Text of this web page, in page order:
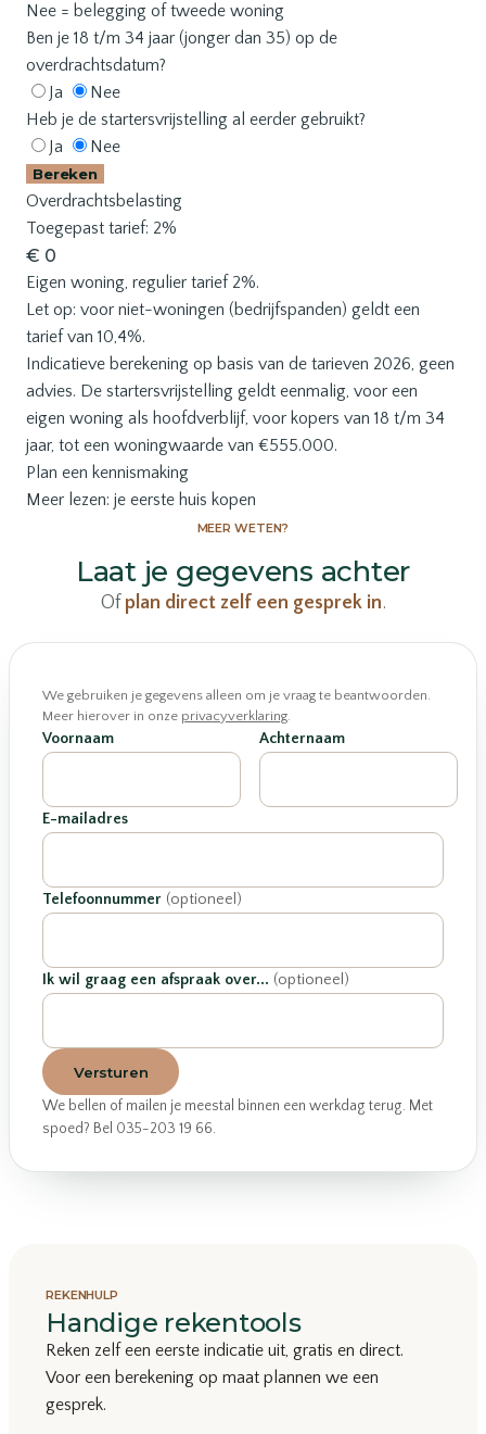
Nee = belegging of tweede woning
Ben je 18 t/m 34 jaar (jonger dan 35) op de
overdrachtsdatum?
Ja
Nee
Heb je de startersvrijstelling al eerder gebruikt?
Ja
Nee
Bereken
Overdrachtsbelasting
Toegepast tarief: 2%
€ 0
Eigen woning, regulier tarief 2%.
Let op: voor niet-woningen (bedrijfspanden) geldt een
tarief van 10,4%.
Indicatieve berekening op basis van de tarieven 2026, geen
advies. De startersvrijstelling geldt eenmalig, voor een
eigen woning als hoofdverblijf, voor kopers van 18 t/m 34
jaar, tot een woningwaarde van €555.000.
Plan een kennismaking
Meer lezen: je eerste huis kopen
MEER WETEN?
Laat je gegevens achter
Of plan direct zelf een gesprek in.
We gebruiken je gegevens alleen om je vraag te beantwoorden.
Meer hierover in onze privacyverklaring.
Voornaam Achternaam
E-mailadres
Telefoonnummer (optioneel)
Ik wil graag een afspraak over... (optioneel)
Versturen
We bellen of mailen je meestal binnen een werkdag terug. Met
spoed? Bel 035-203 19 66.
REKENHULP
Handige rekentools
Reken zelf een eerste indicatie uit, gratis en direct.
Voor een berekening op maat plannen we een
gesprek.